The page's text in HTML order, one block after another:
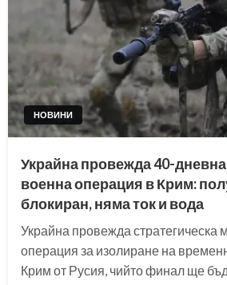
НОВИНИ
Украйна провежда 40-
военна операция в Крим:
блокиран, няма ток и вода
Украйна провежда стратегическа
операция за изолиране на
Крим от Русия, чийто финал ще